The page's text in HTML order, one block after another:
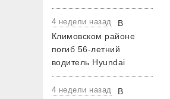
4 недели назад
В
Климовском районе
погиб 56-летний
водитель Hyundai
4 недели назад
В